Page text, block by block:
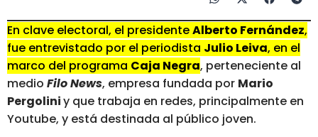
En clave electoral, el presidenteAlberto Fernández,
fue entrevistado por el periodista Julio Leiva, en el
marco del programa Caja Negra, perteneciente al
medio Filo News, empresa fundada por Mario
Pergoliniy que trabaja en redes, principalmente en
Youtube, y está destinada al público joven.